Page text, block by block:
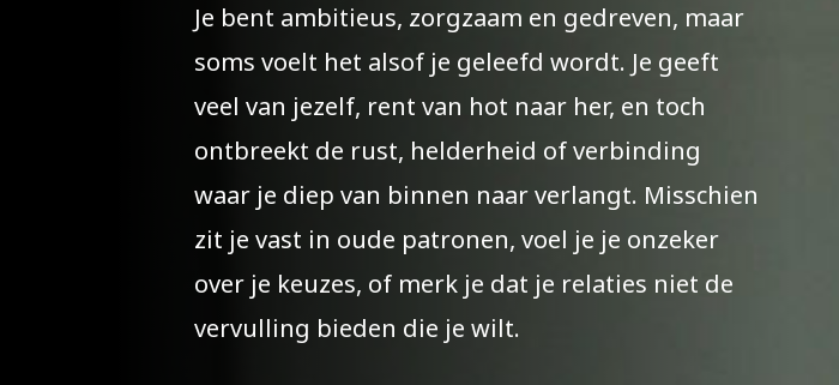
Je bent ambitieus, zorgzaam en gedreven, maar
soms voelt het alsof je geleefd wordt. Je geeft
veel van jezelf, rent van hot naar her, en toch
ontbreekt de rust, helderheid of verbinding
waar je diep van binnen naar verlangt. Misschien
zit je vast in oude patronen, voel je je onzeker
over je keuzes, of merk je dat je relaties niet de
vervulling bieden die je wilt.